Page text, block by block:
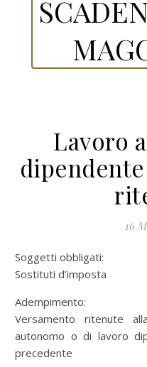
Lavoro
16
Soggetti obbligati:
Sostituti d’imposta
Adempimento:
Versamento ritenute
autonomo o di lavoro
precedente